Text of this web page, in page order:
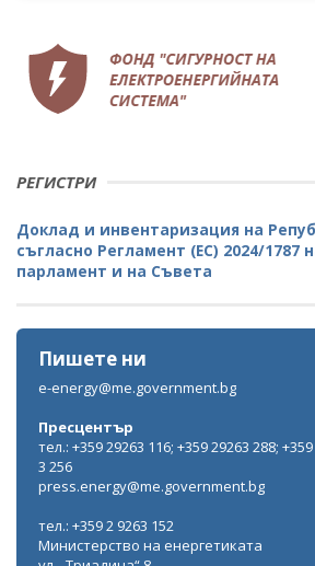
РЕГИСТРИ
Доклад и инвентаризация на
съгласно Регламент (ЕС) 2024/1787
парламент и на Съвета
Пишете ни
e-energy@me.government.bg
Пресцентър
тел.: +359 29263 116; +359 29263 288;
3 256
press.energy@me.government.bg
тел.: +359 2 9263 152
Министерство на енергетиката